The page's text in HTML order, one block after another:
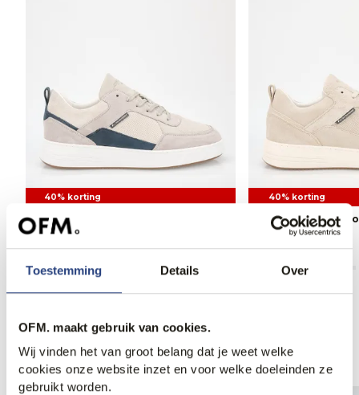
Toestemming Details Over
OFM. maakt gebruik van cookies.
Wij vinden het van groot belang dat je weet welke
cookies onze website inzet en voor welke doeleinden ze
gebruikt worden.
40% korting
Cycleur de Luxe Commuter
Sneakers
159,95
95,95
40% korting
Cycleur de Luxe
Sneakers
159,95
95,95
Anderen bekeken ook